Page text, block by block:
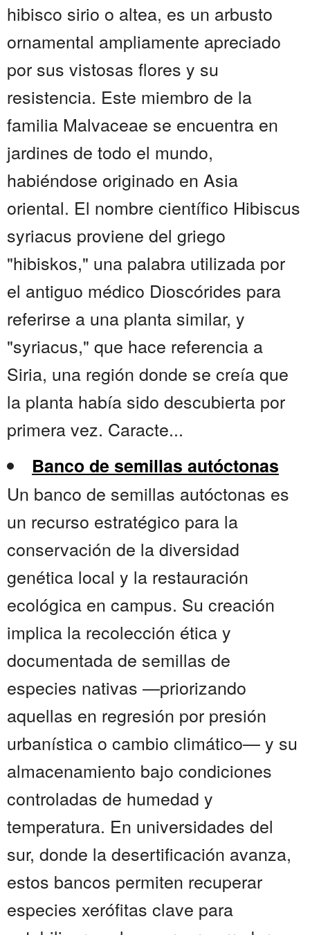
hibisco sirio o altea, es un arbusto
ornamental ampliamente apreciado
por sus vistosas flores y su
resistencia. Este miembro de la
familia Malvaceae se encuentra en
jardines de todo el mundo,
habiéndose originado en Asia
oriental. El nombre científico Hibiscus
syriacus proviene del griego
"hibiskos," una palabra utilizada por
el antiguo médico Dioscórides para
referirse a una planta similar, y
"syriacus," que hace referencia a
Siria, una región donde se creía que
la planta había sido descubierta por
primera vez. Caracte...
Banco de semillas autóctonas
Un banco de semillas autóctonas es
un recurso estratégico para la
conservación de la diversidad
genética local y la restauración
ecológica en campus. Su creación
implica la recolección ética y
documentada de semillas de
especies nativas —priorizando
aquellas en regresión por presión
urbanística o cambio climático— y su
almacenamiento bajo condiciones
controladas de humedad y
temperatura. En universidades del
sur, donde la desertificación avanza,
estos bancos permiten recuperar
especies xerófitas clave para